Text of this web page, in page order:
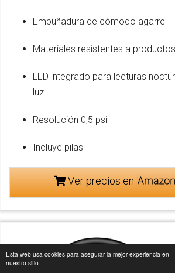
Esta web usa cookies para asegurar la mejor experiencia en
nuestro sitio.
Empuñadura de cómodo agarre
Materiales resistentes a
LED integrado para lecturas
luz
Resolución 0,5 psi
Incluye pilas
Ver precios en